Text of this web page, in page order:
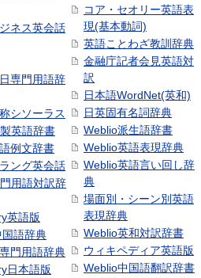
ネス英会話
専門用語辞
シソーラス
英語辞書
例文辞書
ング英会話
用語対訳辞
英語版
語辞典
門用語辞典
日本語版
コア・セオリー英語表
現(基本動詞)
英語ことわざ教訓辞典
金融庁記者会見英語対
訳
日本語WordNet(英和)
日英固有名詞辞典
Weblio派生語辞書
Weblio英語表現辞典
Weblio英語言い回し辞
典
場面別・シーン別英語
表現辞典
Weblio英和対訳辞書
ウィキペディア英語版
Weblio中国語翻訳辞書